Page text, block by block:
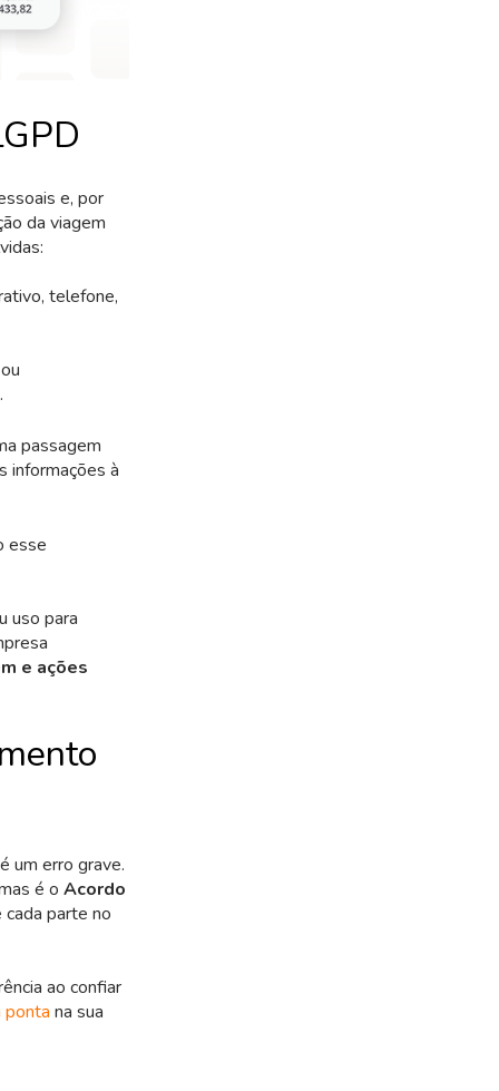
e, por
da viagem
telefone,
passagem
informações à
esse
uso para
e ações
um erro grave.
é o Acordo
parte no
ao confiar
ponta na sua